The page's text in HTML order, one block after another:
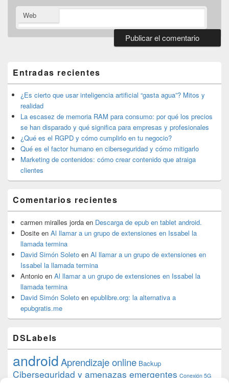
Web
widget
barra
lateral
primaria
Entradas recientes
¿Es cierto que usar inteligencia artificial “gasta agua”? Mitos y
realidad
La escasez de memoria RAM para consumo: por qué los precios
se han disparado y qué significa para empresas y profesionales
¿Qué es el RGPD y cómo cumplirlo en tu negocio?
Qué es el factor humano en ciberseguridad y cómo mitigarlo
Marketing de contenidos: cómo crear contenido que atraiga
clientes
Comentarios recientes
carmen miralles jorda en Descarga de epub en tablet android.
Dosite en Al llamar a un grupo de extensiones en Issabel la
llamada termina
David Simón Soleto en Al llamar a un grupo de extensiones en
Issabel la llamada termina
Antonio en Al llamar a un grupo de extensiones en Issabel la
llamada termina
David Simón Soleto en epublibre.org: la alternativa a
epubgratis.me
DSLabels
androidAprendizaje online Backup
Ciberseguridad y amenazas emergentes Conexión 5G